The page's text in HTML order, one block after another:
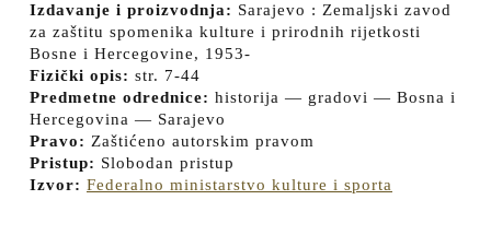
Izdavanje i proizvodnja: Sarajevo : Zemaljski zavod
za zaštitu spomenika kulture i prirodnih rijetkosti
Bosne i Hercegovine, 1953-
Fizički opis: str. 7-44
Predmetne odrednice: historija — gradovi — Bosna i
Hercegovina — Sarajevo
Pravo: Zaštićeno autorskim pravom
Pristup: Slobodan pristup
Izvor: Federalno ministarstvo kulture i sporta